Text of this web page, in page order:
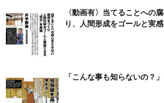
〈動画有〉当てることへの
り、人間形成をゴールと実
「こんな事も知らないの？